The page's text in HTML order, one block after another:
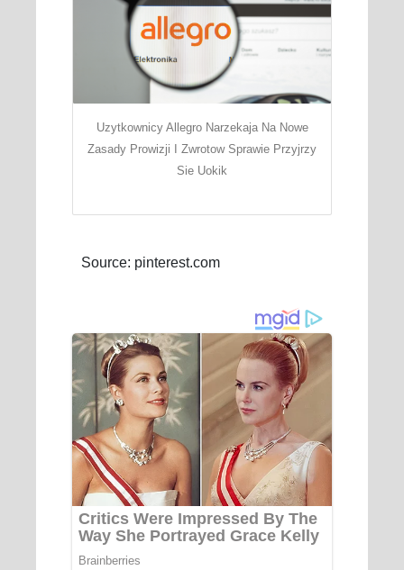
Uzytkownicy Allegro Narzekaja Na Nowe
Zasady Prowizji I Zwrotow Sprawie Przyjrzy
Sie Uokik
Source: pinterest.com